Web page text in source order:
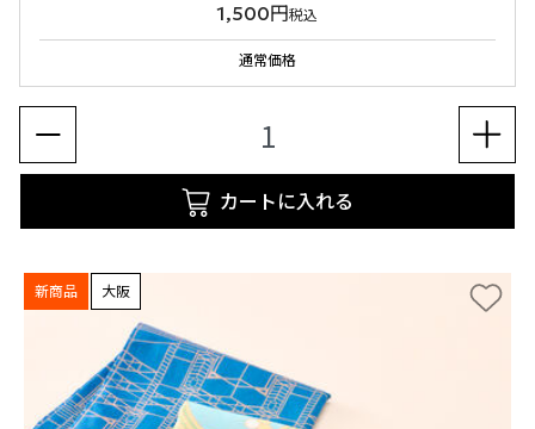
1,500円税込
通常価格
カートに入れる
新商品 大阪